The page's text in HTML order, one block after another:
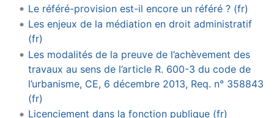
Le référé-provision est-il encore un référé ? (fr)
Les enjeux de la médiation en droit administratif
(fr)
Les modalités de la preuve de l’achèvement des
travaux au sens de l’article R. 600-3 du code de
l’urbanisme, CE, 6 décembre 2013, Req. n° 358843
(fr)
Licenciement dans la fonction publique (fr)